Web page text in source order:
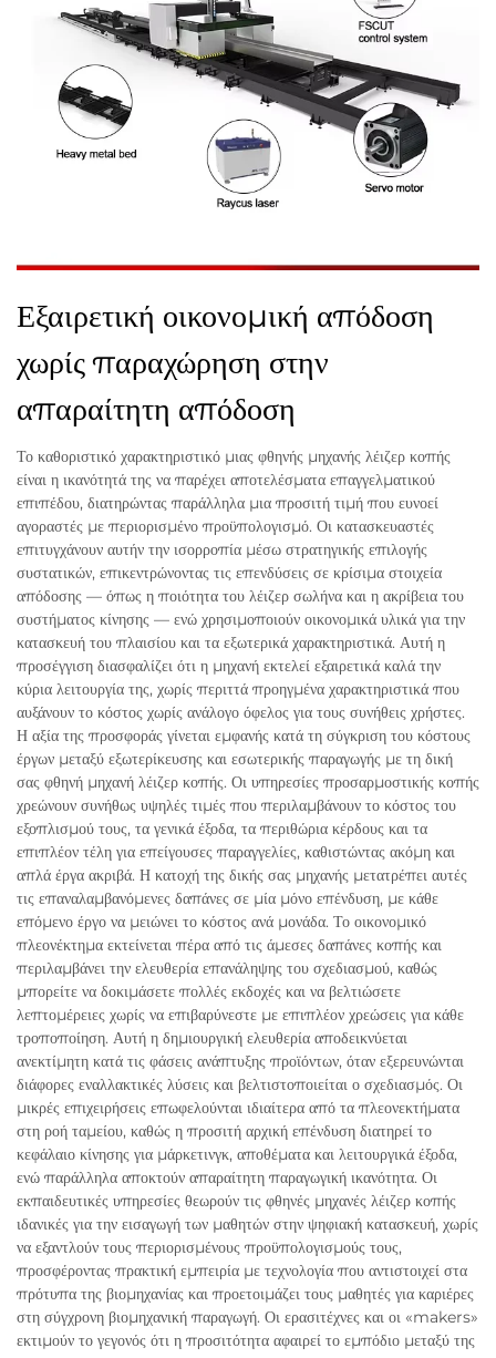
Εξαιρετική οικονομική απόδοση
χωρίς παραχώρηση στην
απαραίτητη απόδοση
Το καθοριστικό χαρακτηριστικό μιας φθηνής μηχανής λέιζερ κοπής
είναι η ικανότητά της να παρέχει αποτελέσματα επαγγελματικού
επιπέδου, διατηρώντας παράλληλα μια προσιτή τιμή που ευνοεί
αγοραστές με περιορισμένο προϋπολογισμό. Οι κατασκευαστές
επιτυγχάνουν αυτήν την ισορροπία μέσω στρατηγικής επιλογής
συστατικών, επικεντρώνοντας τις επενδύσεις σε κρίσιμα στοιχεία
απόδοσης — όπως η ποιότητα του λέιζερ σωλήνα και η ακρίβεια του
συστήματος κίνησης — ενώ χρησιμοποιούν οικονομικά υλικά για την
κατασκευή του πλαισίου και τα εξωτερικά χαρακτηριστικά. Αυτή η
προσέγγιση διασφαλίζει ότι η μηχανή εκτελεί εξαιρετικά καλά την
κύρια λειτουργία της, χωρίς περιττά προηγμένα χαρακτηριστικά που
αυξάνουν το κόστος χωρίς ανάλογο όφελος για τους συνήθεις χρήστες.
Η αξία της προσφοράς γίνεται εμφανής κατά τη σύγκριση του κόστους
έργων μεταξύ εξωτερίκευσης και εσωτερικής παραγωγής με τη δική
σας φθηνή μηχανή λέιζερ κοπής. Οι υπηρεσίες προσαρμοστικής κοπής
χρεώνουν συνήθως υψηλές τιμές που περιλαμβάνουν το κόστος του
εξοπλισμού τους, τα γενικά έξοδα, τα περιθώρια κέρδους και τα
επιπλέον τέλη για επείγουσες παραγγελίες, καθιστώντας ακόμη και
απλά έργα ακριβά. Η κατοχή της δικής σας μηχανής μετατρέπει αυτές
τις επαναλαμβανόμενες δαπάνες σε μία μόνο επένδυση, με κάθε
επόμενο έργο να μειώνει το κόστος ανά μονάδα. Το οικονομικό
πλεονέκτημα εκτείνεται πέρα από τις άμεσες δαπάνες κοπής και
περιλαμβάνει την ελευθερία επανάληψης του σχεδιασμού, καθώς
μπορείτε να δοκιμάσετε πολλές εκδοχές και να βελτιώσετε
λεπτομέρειες χωρίς να επιβαρύνεστε με επιπλέον χρεώσεις για κάθε
τροποποίηση. Αυτή η δημιουργική ελευθερία αποδεικνύεται
ανεκτίμητη κατά τις φάσεις ανάπτυξης προϊόντων, όταν εξερευνώνται
διάφορες εναλλακτικές λύσεις και βελτιστοποιείται ο σχεδιασμός. Οι
μικρές επιχειρήσεις επωφελούνται ιδιαίτερα από τα πλεονεκτήματα
στη ροή ταμείου, καθώς η προσιτή αρχική επένδυση διατηρεί το
κεφάλαιο κίνησης για μάρκετινγκ, αποθέματα και λειτουργικά έξοδα,
ενώ παράλληλα αποκτούν απαραίτητη παραγωγική ικανότητα. Οι
εκπαιδευτικές υπηρεσίες θεωρούν τις φθηνές μηχανές λέιζερ κοπής
ιδανικές για την εισαγωγή των μαθητών στην ψηφιακή κατασκευή, χωρίς
να εξαντλούν τους περιορισμένους προϋπολογισμούς τους,
προσφέροντας πρακτική εμπειρία με τεχνολογία που αντιστοιχεί στα
πρότυπα της βιομηχανίας και προετοιμάζει τους μαθητές για καριέρες
στη σύγχρονη βιομηχανική παραγωγή. Οι ερασιτέχνες και οι «makers»
εκτιμούν το γεγονός ότι η προσιτότητα αφαιρεί το εμπόδιο μεταξύ της